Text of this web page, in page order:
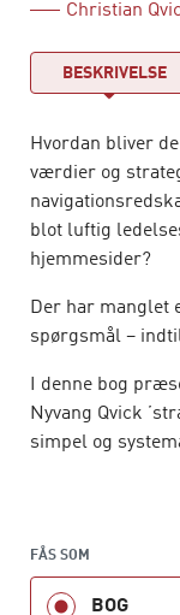
Christian
BESKRIVELSE
Hvordan bliver
værdier og
blot luftig
hjemmesider?
Der har manglet
spørgsmål –
I denne bog
Nyvang Qvick
simpel og
Du får viden om,
kommunikerer
tilføre mening til
FÅS SOM
BOG